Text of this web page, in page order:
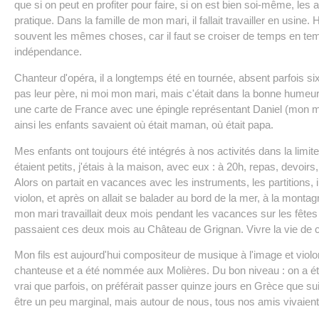
que si on peut en profiter pour faire, si on est bien soi-même, les
pratique. Dans la famille de mon mari, il fallait travailler en usine.
souvent les mêmes choses, car il faut se croiser de temps en
indépendance.
Chanteur d'opéra, il a longtemps été en tournée, absent parfois
pas leur père, ni moi mon mari, mais c'était dans la bonne
une carte de France avec une épingle représentant Daniel (mon
ainsi les enfants savaient où était maman, où était papa.
Mes enfants ont toujours été intégrés à nos activités dans la
étaient petits, j'étais à la maison, avec eux : à 20h, repas,
Alors on partait en vacances avec les instruments, les partitions,
violon, et après on allait se balader au bord de la mer, à la
mon mari travaillait deux mois pendant les vacances sur les
passaient ces deux mois au Château de Grignan. Vivre la vie de
Mon fils est aujourd'hui compositeur de musique à l'image et
chanteuse et a été nommée aux Molières. Du bon niveau : on a
vrai que parfois, on préférait passer quinze jours en Grèce que
être un peu marginal, mais autour de nous, tous nos amis